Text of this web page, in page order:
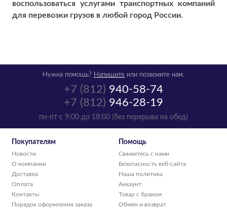
воспользоваться услугами транспортных компаний
для перевозки грузов в любой город России.
+7 (812) 940-58-74
+7 (812) 946-28-19
пн-пт с 9:00 до 18:00 (без перерыва на обед)
Нужна помощь? Напишите или позвоните нам.
Покупателям
Новости
О компании
Доставка
Оплата
Контакты
Порядок оформления заказа
Помощь
Свяжитесь с нами
Безопасность веб-сайта
Наша политика
Аккаунт
Товар с браком
Обмен и возврат